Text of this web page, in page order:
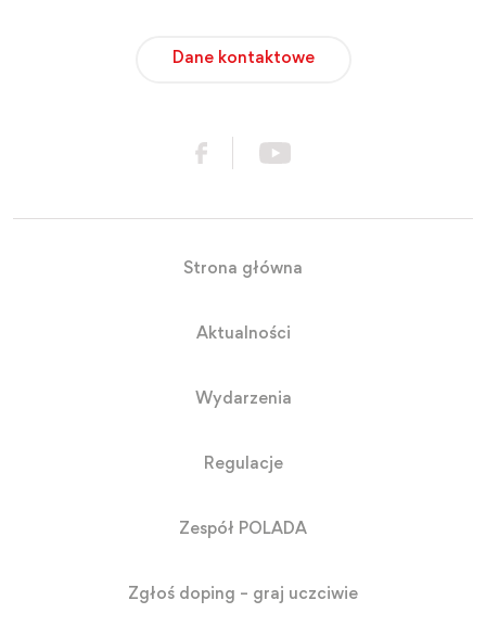
Dane kontaktowe
Strona główna
Aktualności
Wydarzenia
Regulacje
Zespół POLADA
Zgłoś doping – graj uczciwie